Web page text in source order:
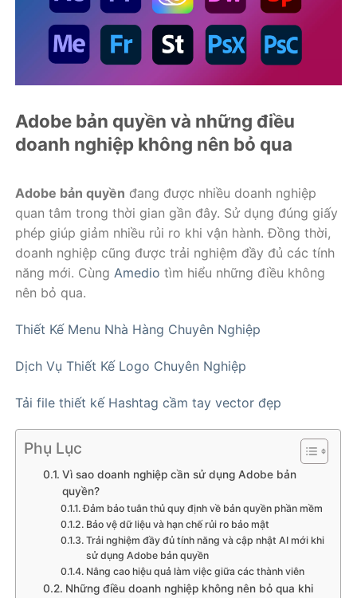
Adobe bản quyền và những điều
doanh nghiệp không nên bỏ qua
Adobe bản quyền đang được nhiều doanh nghiệp
quan tâm trong thời gian gần đây. Sử dụng đúng giấy
phép giúp giảm nhiều rủi ro khi vận hành. Đồng thời,
doanh nghiệp cũng được trải nghiệm đầy đủ các tính
năng mới. CùngAmedio tìm hiểu những điều không
nên bỏ qua.
Thiết Kế Menu Nhà Hàng Chuyên Nghiệp
Dịch Vụ Thiết Kế Logo Chuyên Nghiệp
Tải file thiết kế Hashtag cầm tay vector đẹp
Phụ Lục
Vì sao doanh nghiệp cần sử dụng Adobe bản
quyền?
Đảm bảo tuân thủ quy định về bản quyền phần mềm
Bảo vệ dữ liệu và hạn chế rủi ro bảo mật
Trải nghiệm đầy đủ tính năng và cập nhật AI mới khi
sử dụng Adobe bản quyền
Nâng cao hiệu quả làm việc giữa các thành viên
Những điều doanh nghiệp không nên bỏ qua khi